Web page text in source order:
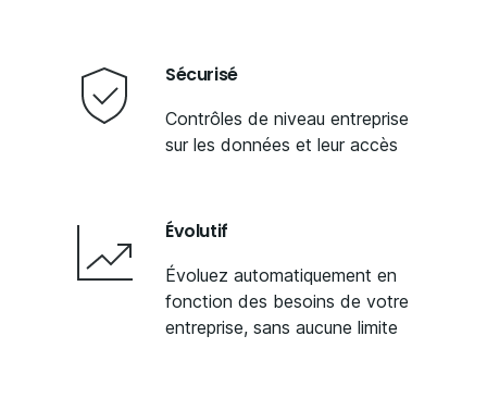
Sécurisé
Contrôles de niveau entreprise
sur les données et leur accès
Évolutif
Évoluez automatiquement en
fonction des besoins de votre
entreprise, sans aucune limite